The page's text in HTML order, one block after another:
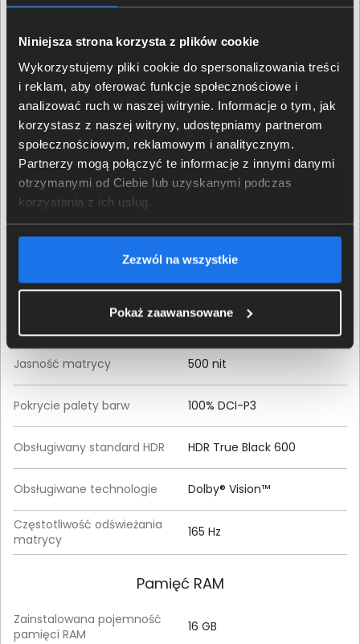
Niniejsza strona korzysta z plików cookie
Wykorzystujemy pliki cookie do spersonalizowania treści
i reklam, aby oferować funkcje społecznościowe i
analizować ruch w naszej witrynie. Informacje o tym, jak
korzystasz z naszej witryny, udostępniamy partnerom
społecznościowym, reklamowym i analitycznym.
Partnerzy mogą połączyć te informacje z innymi danymi
otrzymanymi od Ciebie lub uzyskanymi podczas
korzystania z ich usług.
Zezwól na wszystkie
Pokaż zaawansowane
Wbudowane NPU AMD Ryzen™ AI
Matryca
Przekątna matrycy 15,1"
Standard matrycy
Rozdzielczość matrycy 2560 x 1600
Powłoka matrycy Błyszcząca
Technologia ekranu OLED
Jasność matrycy 500 nit
Pokrycie palety barw 100% DCI-P3
Obsługiwany standard HDR HDR True Black 600
Obsługiwane technologie Dolby® Vision™
Częstotliwość odświeżania
matrycy
165 Hz
Pamięć RAM
Zainstalowana pojemność
pamięci RAM
16 GB